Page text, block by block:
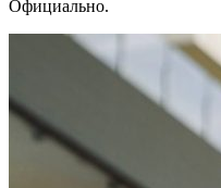
Официально.